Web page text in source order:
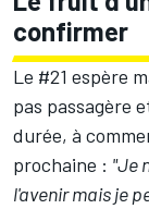
confirmer
Le #21 espère
pas passagère
durée, à
prochaine : "Je
l'avenir mais je